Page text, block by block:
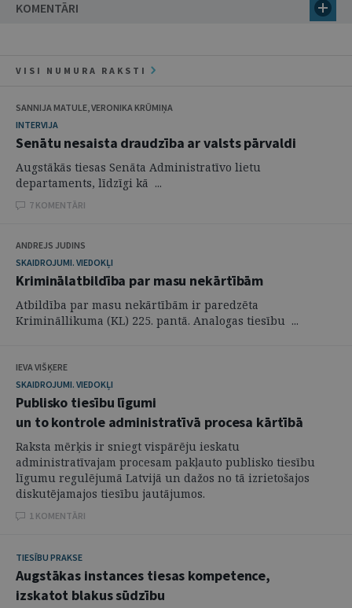
KOMENTĀRI
VISI NUMURA RAKSTI
SANNIJA MATULE, VERONIKA KRŪMIŅA
INTERVIJA
Senātu nesaista draudzība ar valsts pārvaldi
Augstākās tiesas Senāta Administratīvo lietu
departaments, līdzīgi kā ...
7 KOMENTĀRI
ANDREJS JUDINS
SKAIDROJUMI. VIEDOKĻI
Kriminālatbildība par masu nekārtībām
Atbildība par masu nekārtībām ir paredzēta
Krimināllikuma (KL) 225. pantā. Analogas tiesību ...
IEVA VIŠĶERE
SKAIDROJUMI. VIEDOKĻI
Publisko tiesību līgumi
un to kontrole administratīvā procesa kārtībā
Raksta mērķis ir sniegt vispārēju ieskatu
administratīvajam procesam pakļauto publisko tiesību
līgumu regulējumā Latvijā un dažos no tā izrietošajos
diskutējamajos tiesību jautājumos.
1 KOMENTĀRI
TIESĪBU PRAKSE
Augstākas instances tiesas kompetence,
izskatot blakus sūdzību